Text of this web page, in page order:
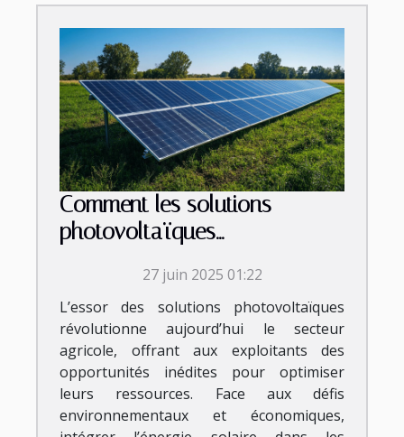
Comment les solutions
photovoltaïques
moderne ?27 juin 2025 01:22
L’essor des solutions photovoltaïques
révolutionne aujourd’hui le secteur
agricole, offrant aux exploitants des
opportunités inédites pour optimiser
leurs ressources. Face aux défis
environnementaux et économiques,